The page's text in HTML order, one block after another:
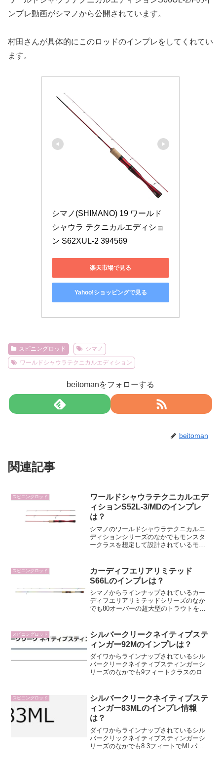
ンプレ動画がシマノから公開されています。
村田さんが具体的にこのロッドのインプレをしてくれてい
ます。
シマノ(SHIMANO) 19 ワールド
シャウラ テクニカルエディショ
ン S62XUL-2 394569
楽天市場で見る
Yahoo!ショッピングで見る
スピニングロッド
シマノ
ワールドシャウラテクニカルエディション
beitomanをフォローする
beitoman
関連記事
スピニングロッド
ワールドシャウラテクニカルエデ
ィションS52L-3/MDのインプレ
は？
シマノのワールドシャウラテクニカルエ
ディションシリーズのなかでもモンスタ
ークラスを想定して設計されているモデ
のなかでもモンスタークラスをメインに
狙う人はS52L...
スピニングロッド
カーディフエリアリミテッド
S66Lのインプレは？
シマノからラインナップされているカー
ディフエリアリミテッドシリーズのなか
でも80オーバーの超大型のトラウトを攻
S66Lをチェックしたいですよね。そんな
S66Lはどんな...
スピニングロッド
シルバークリークネイティブステ
ィンガー92Mのインプレは？
ダイワからラインナップされているシル
バークリークネイティブスティンガーシ
リーズのなかでも9フィートクラスのロン
すよね。そんな92Mはどんな特徴のロッ
ドなのでしょうか？...
スピニングロッド
シルバークリークネイティブステ
ィンガー83MLのインプレ情報
は？
ダイワからラインナップされているシル
バークリックネイティブスティンガーシ
リーズのなかでも8.3フィートでMLパワ